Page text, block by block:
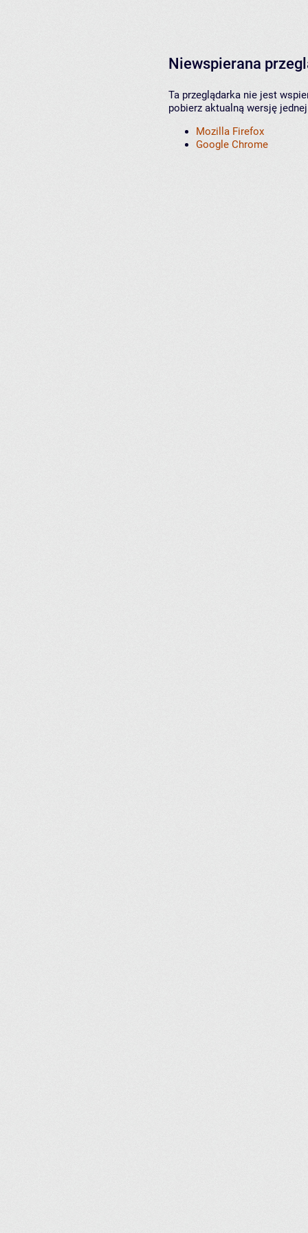
Niewspierana
Ta przeglądarka nie jest
pobierz aktualną wersję
Mozilla Firefox
Google Chrome